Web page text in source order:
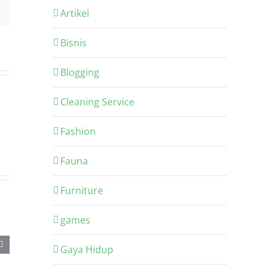
Artikel
Bisnis
Blogging
Cleaning Service
Fashion
Fauna
Furniture
games
Gaya Hidup